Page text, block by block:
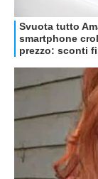
OFFERTE